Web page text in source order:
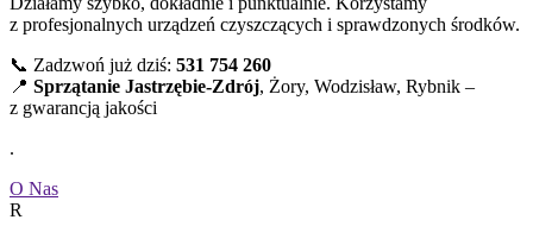
z profesjonalnych urządzeń czyszczących i sprawdzonych środków.
📞 Zadzwoń już dziś: 531 754 260
📍 Sprzątanie Jastrzębie-Zdrój, Żory, Wodzisław, Rybnik –
z gwarancją jakości
.
O Nas
R